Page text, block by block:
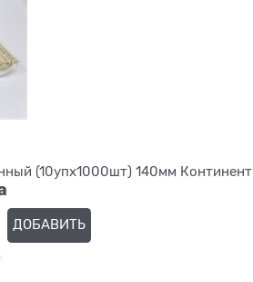
(10упх1000шт) 140мм Континент
ДОБАВИТЬ